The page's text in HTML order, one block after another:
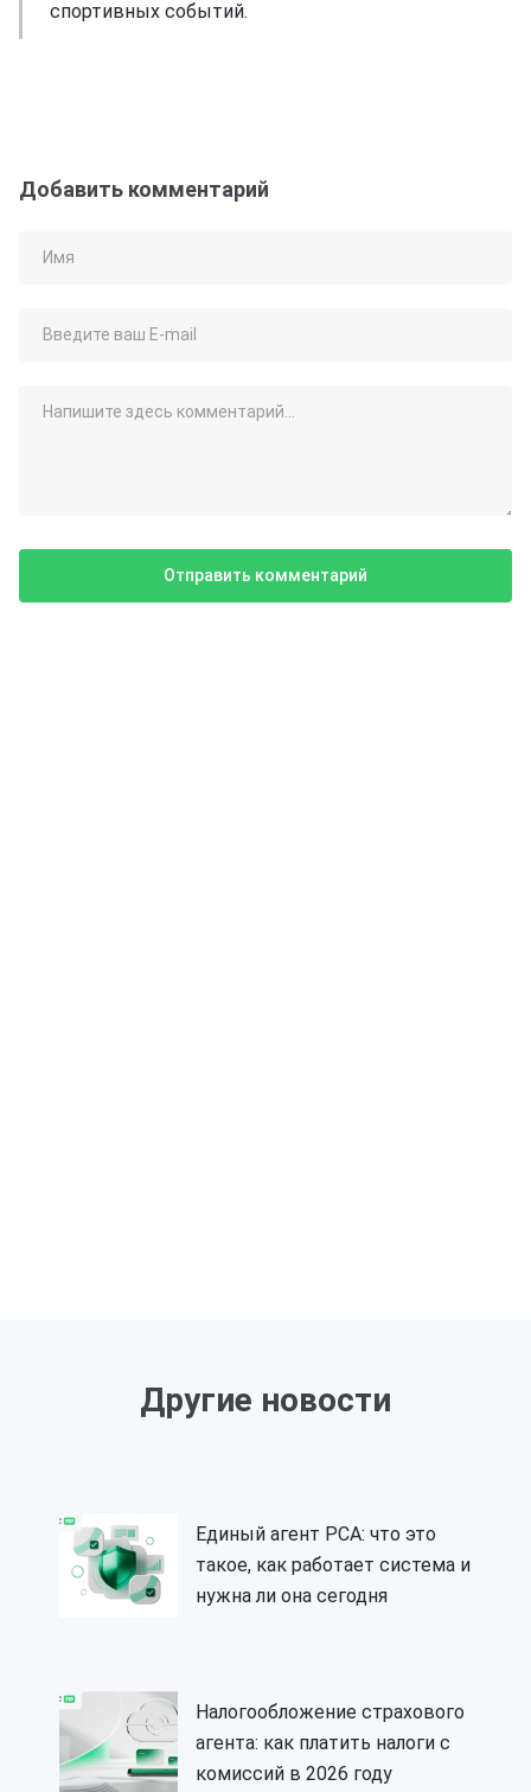
спортивных событий.
Добавить комментарий
Другие новости
Единый агент РСА: что это
такое, как работает система и
нужна ли она сегодня
Налогообложение страхового
агента: как платить налоги с
комиссий в 2026 году